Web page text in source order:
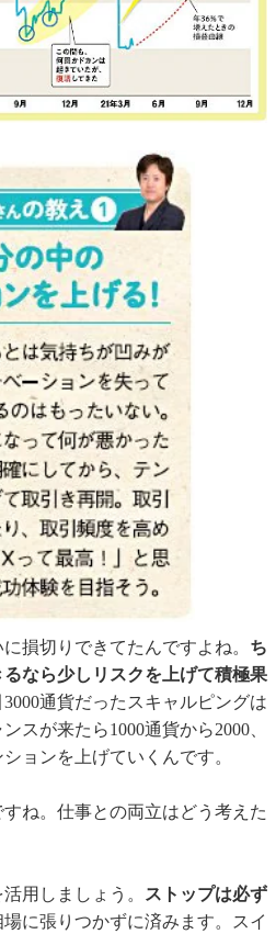
損切りできてたんですよね。 ち
なら少しリスクを上げて積極果
3000通貨だったスキャルピングは
スが来たら1000通貨から2000、
ョンを上げていくんです。
ね。仕事との両立はどう考えた
用しましょう。
ストップは必ず
に張りつかずに済みます。スイ